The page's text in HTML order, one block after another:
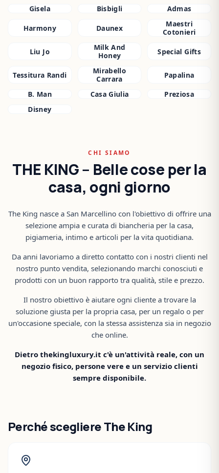
Gisela Bisbigli Admas
Harmony Daunex
Maestri
Cotonieri
Liu Jo
Milk And
Honey
Special Gifts
Tessitura Randi
Mirabello
Carrara
Papalina
B. Man Casa Giulia
Preziosa
Disney
CHI SIAMO
THE KING – Belle cose per la
casa, ogni giorno
The King nasce a San Marcellino con l'obiettivo di offrire una
selezione ampia e curata di biancheria per la casa,
pigiameria, intimo e articoli per la vita quotidiana.
Da anni lavoriamo a diretto contatto con i nostri clienti nel
nostro punto vendita, selezionando marchi conosciuti e
prodotti con un buon rapporto tra qualità, stile e prezzo.
Il nostro obiettivo è aiutare ogni cliente a trovare la
soluzione giusta per la propria casa, per un regalo o per
un'occasione speciale, con la stessa assistenza sia in negozio
che online.
Dietro thekingluxury.it c'è un'attività reale, con un
negozio fisico, persone vere e un servizio clienti
sempre disponibile.
Perché scegliere The King